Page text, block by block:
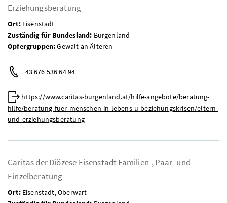
Erziehungsberatung
Ort:Eisenstadt
Zuständig für Bundesland: Burgenland
Opfergruppen:Gewalt an Älteren
Mobil:
+43 676 536 64 94
Web:
https://www.caritas-burgenland.at/hilfe-angebote/beratung-
hilfe/beratung-fuer-menschen-in-lebens-u-beziehungskrisen/eltern-
und-erziehungsberatung
Caritas der Diözese Eisenstadt Familien-, Paar- und
Einzelberatung
Ort:Eisenstadt, Oberwart